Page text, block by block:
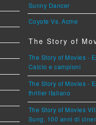
Sunny Dancer
Coyote Vs. Acme
The Story of
The Story of Movies -
Calcio e campioni
The Story of Movies -
thriller italiano
The Story of Movies
Sung, 100 anni di